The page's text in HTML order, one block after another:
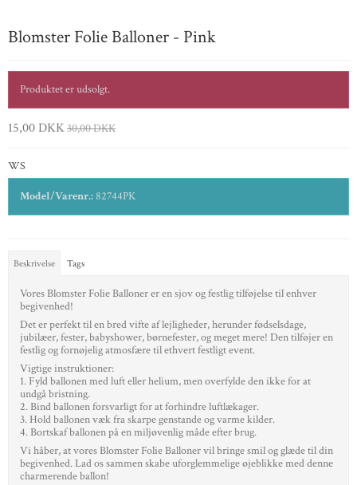
Blomster Folie Balloner - Pink
Produktet er udsolgt.
15,00 DKK30,00 DKK
WS
Model/Varenr.:82744PK
Beskrivelse Tags
Vores Blomster Folie Balloner er en sjov og festlig tilføjelse til enhver
begivenhed!
Det er perfekt til en bred vifte af lejligheder, herunder fødselsdage,
jubilæer, fester, babyshower, børnefester, og meget mere! Den tilføjer en
festlig og fornøjelig atmosfære til ethvert festligt event.
Vigtige instruktioner:
1. Fyld ballonen med luft eller helium, men overfylde den ikke for at
undgå bristning.
2. Bind ballonen forsvarligt for at forhindre luftlækager.
3. Hold ballonen væk fra skarpe genstande og varme kilder.
4. Bortskaf ballonen på en miljøvenlig måde efter brug.
Vi håber, at vores Blomster Folie Balloner vil bringe smil og glæde til din
begivenhed. Lad os sammen skabe uforglemmelige øjeblikke med denne
charmerende ballon!